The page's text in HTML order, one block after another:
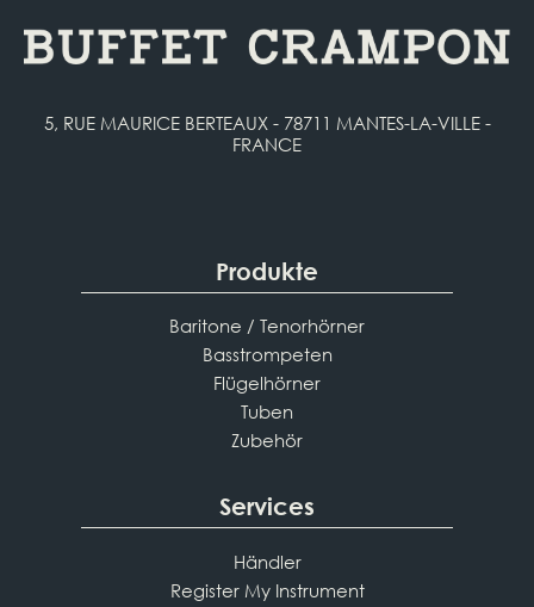
5, RUE MAURICE BERTEAUX - 78711 MANTES-LA-VILLE -
FRANCE
Produkte
Baritone / Tenorhörner
Basstrompeten
Flügelhörner
Tuben
Zubehör
Services
Händler
Register My Instrument